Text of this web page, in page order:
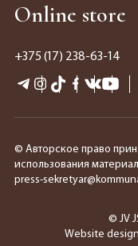
Online store
+375 (17) 238-63-14
© Авторское право
использования
press-
© JV
Website